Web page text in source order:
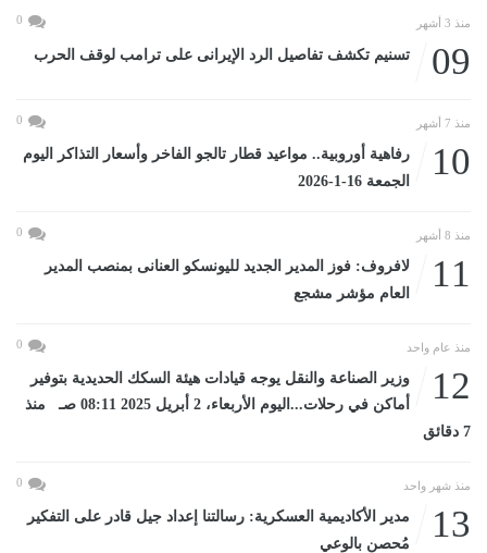
منذ 3 أشهر 0
09 تسنيم تكشف تفاصيل الرد الإيرانى على ترامب لوقف الحرب
منذ 7 أشهر 0
10
رفاهية أوروبية.. مواعيد قطار تالجو الفاخر وأسعار التذاكر اليوم
الجمعة 16-1-2026
منذ 8 أشهر 0
11
لافروف: فوز المدير الجديد لليونسكو العنانى بمنصب المدير
العام مؤشر مشجع
منذ عام واحد 0
12
وزير الصناعة والنقل يوجه قيادات هيئة السكك الحديدية بتوفير
أماكن في رحلات...اليوم الأربعاء، 2 أبريل 2025 08:11 صـ منذ
7 دقائق
منذ شهر واحد 0
13
مدير الأكاديمية العسكرية: رسالتنا إعداد جيل قادر على التفكير
مُحصن بالوعي